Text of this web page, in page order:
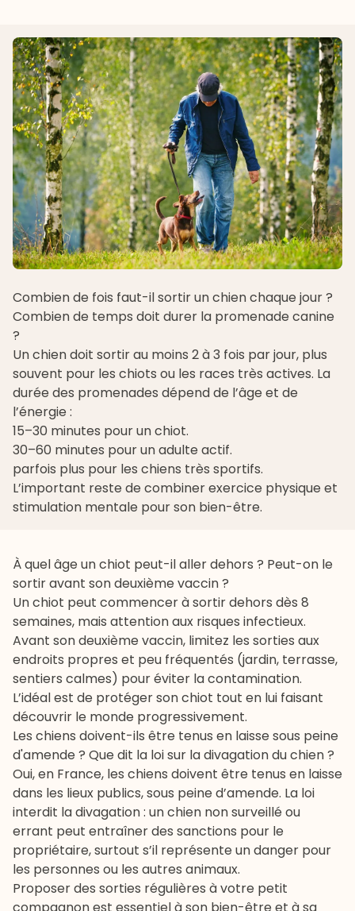
Combien de fois faut-il sortir un chien chaque jour ?
Combien de temps doit durer la promenade canine
?
Un chien doit sortir au moins 2 à 3 fois par jour, plus
souvent pour les chiots ou les races très actives. La
durée des promenades dépend de l’âge et de
l’énergie :
15–30 minutes pour un chiot.
30–60 minutes pour un adulte actif.
parfois plus pour les chiens très sportifs.
L’important reste de combiner exercice physique et
stimulation mentale pour son bien-être.
À quel âge un chiot peut-il aller dehors ? Peut-on le
sortir avant son deuxième vaccin ?
Un chiot peut commencer à sortir dehors dès 8
semaines, mais attention aux risques infectieux.
Avant son deuxième vaccin, limitez les sorties aux
endroits propres et peu fréquentés (jardin, terrasse,
sentiers calmes) pour éviter la contamination.
L’idéal est de protéger son chiot tout en lui faisant
découvrir le monde progressivement.
Les chiens doivent-ils être tenus en laisse sous peine
d'amende ? Que dit la loi sur la divagation du chien ?
Oui, en France, les chiens doivent être tenus en laisse
dans les lieux publics, sous peine d’amende. La loi
interdit la divagation : un chien non surveillé ou
errant peut entraîner des sanctions pour le
propriétaire, surtout s’il représente un danger pour
les personnes ou les autres animaux.
Proposer des sorties régulières à votre petit
compagnon est essentiel à son bien-être et à sa